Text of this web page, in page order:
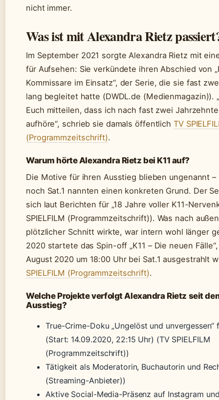
nicht immer.
Was ist mit Alexandra Rietz
Im September 2021 sorgte Alexandra Rietz mit
für Aufsehen: Sie verkündete ihren Abschied von
Kommissare im Einsatz“, der Serie, die sie fast
lang begleitet hatte (DWDL.de (Medienmagazin)).
Euch mitteilen, dass ich nach fast zwei Jahrzehnten
aufhöre“, schrieb sie damals öffentlich TV
(Programmzeitschrift).
Warum hörte Alexandra Rietz bei K11 auf?
Die Motive für ihren Ausstieg blieben ungenannt –
noch Sat.1 nannten einen konkreten Grund. Der
sich laut Berichten für „18 Jahre voller K11-
SPIELFILM (Programmzeitschrift)). Was nach
plötzlicher Schnitt wirkte, war intern wohl länger
2020 startete das Spin-off „K11 – Die neuen
August 2020 um 18:00 Uhr bei Sat.1 ausgestrahlt
SPIELFILM (Programmzeitschrift).
Welche Projekte verfolgt Alexandra Rietz seit
Ausstieg?
True-Crime-Doku „Ungelöst und unvergessen“
(Start: 14.09.2020, 22:15 Uhr) (TV SPIELFILM
(Programmzeitschrift))
Tätigkeit als Moderatorin, Buchautorin und
(Streaming-Anbieter))
Aktive Social-Media-Präsenz auf Instagram